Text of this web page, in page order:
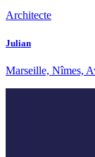
Architecte
Julian
Marseille, Nîmes,